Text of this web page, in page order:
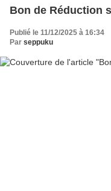
Bon de Réduction
Publié le 11/12/2025 à 16:34
Par seppuku